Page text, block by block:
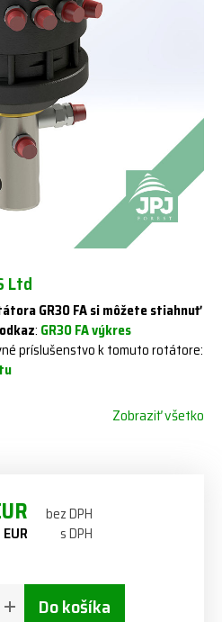
Ltd
GR30 FA si môžete stiahnuť
: GR30 FA výkres
príslušenstvo k tomuto rotátore:
Zobraziť všetko
bez DPH
s DPH
Do košíka